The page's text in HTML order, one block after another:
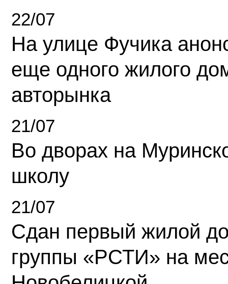
22/07
На улице Фучика
еще одного жилого
авторынка
21/07
Во дворах на
школу
21/07
Сдан первый жилой
группы «РСТИ» на